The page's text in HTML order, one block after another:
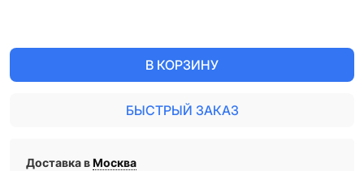
В КОРЗИНУ
БЫСТРЫЙ ЗАКАЗ
Доставка вМосква